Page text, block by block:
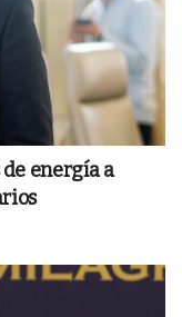
energía a